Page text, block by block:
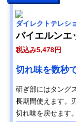
ダイレクトテレシ
バイエルンエ
税込み5,478円
切れ味を数秒
研ぎ部にはタング
長期間使えます。
切れ味を戻せます。